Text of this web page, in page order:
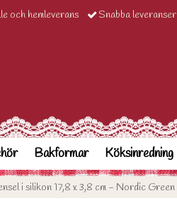
och hemleverans
Snabba leveranser
Bakformar Köksinredning
i silikon 17,8 x 3,8 cm - Nordic Green